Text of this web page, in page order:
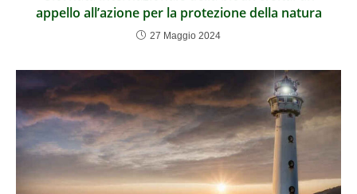
appello all’azione per la protezione della natura
27 Maggio 2024